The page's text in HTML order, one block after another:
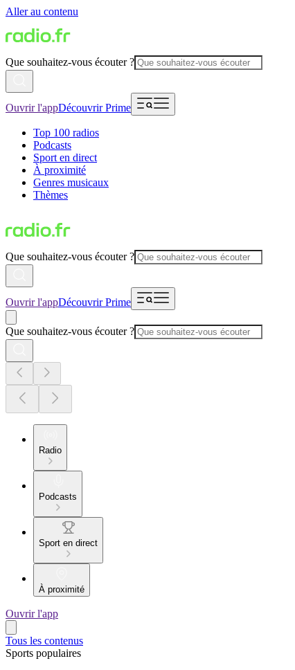
Aller au contenu
Que souhaitez-vous écouter ?
Ouvrir l'appDécouvrir Prime
Top 100 radios
Podcasts
Sport en direct
À proximité
Genres musicaux
Thèmes
Que souhaitez-vous écouter ?
Ouvrir l'appDécouvrir Prime
Que souhaitez-vous écouter ?
Radio
Podcasts
Sport en direct
À proximité
Ouvrir l'app
Tous les contenus
Sports populaires